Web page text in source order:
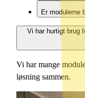
Er modulerne
Vi har hurtigt brug
Vi har mange
løsning sammen.